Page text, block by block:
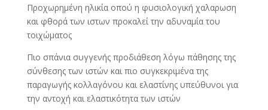
Προχωρημένη ηλικία οπού η φυσιολογική χαλαρωση
και φθορά των ιστων προκαλεί την αδυναμία του
τοιχώματος
Πιο σπάνια συγγενής προδιάθεση λόγω πάθησης της
σύνθεσης των ιστών και πιο συγκεκριμένα της
παραγωγής κολλαγόνου και ελαστίνης υπεύθυνοι για
την αντοχή και ελαστικότητα των ιστών